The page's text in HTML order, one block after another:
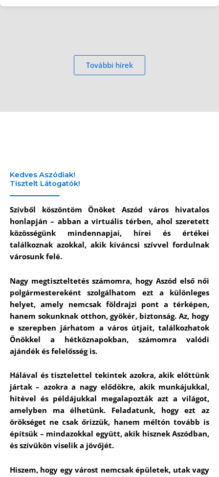
További hírek
Kedves Aszódiak!
Tisztelt Látogatók!
Szívből köszöntöm Önöket Aszód város hivatalos
honlapján – abban a virtuális térben, ahol szeretett
közösségünk mindennapjai, hírei és értékei
találkoznak azokkal, akik kíváncsi szívvel fordulnak
városunk felé.
Nagy megtiszteltetés számomra, hogy Aszód első női
polgármestereként szolgálhatom ezt a különleges
helyet, amely nemcsak földrajzi pont a térképen,
hanem sokunknak otthon, gyökér, biztonság. Az, hogy
e szerepben járhatom a város útjait, találkozhatok
Önökkel a hétköznapokban, számomra valódi
ajándék és felelősség is.
Hálával és tisztelettel tekintek azokra, akik előttünk
jártak – azokra a nagy elődökre, akik munkájukkal,
hitével és példájukkal megalapozták azt a világot,
amelyben ma élhetünk. Feladatunk, hogy ezt az
örökséget ne csak őrizzük, hanem méltón tovább is
építsük – mindazokkal együtt, akik hisznek Aszódban,
és szívükön viselik a jövőjét.
Hiszem, hogy egy várost nemcsak épületek, utak vagy